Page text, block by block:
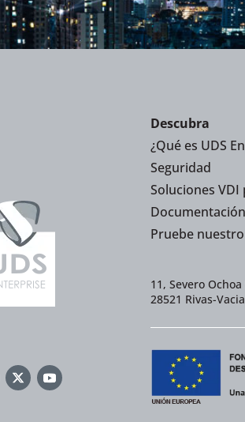
Descubra
¿Qué es UDS
Seguridad
Soluciones
Documentación
Pruebe
11, Severo Ochoa
28521 Rivas-